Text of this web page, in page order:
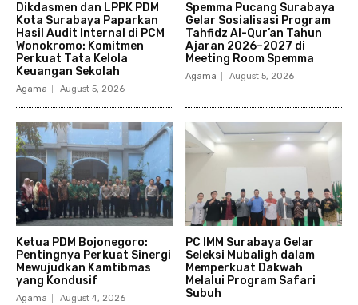
Dikdasmen dan LPPK PDM
Kota Surabaya Paparkan
Hasil Audit Internal di PCM
Wonokromo: Komitmen
Perkuat Tata Kelola
Keuangan Sekolah
Agama August 5, 2026
Spemma Pucang Surabaya
Gelar Sosialisasi Program
Tahfidz Al-Qur’an Tahun
Ajaran 2026–2027 di
Meeting Room Spemma
Agama August 5, 2026
Ketua PDM Bojonegoro:
Pentingnya Perkuat Sinergi
Mewujudkan Kamtibmas
yang Kondusif
Agama August 4, 2026
PC IMM Surabaya Gelar
Seleksi Mubaligh dalam
Memperkuat Dakwah
Melalui Program Safari
Subuh